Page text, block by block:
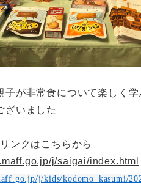
子が非常食について楽しく
ざいました
ンクはこちらから
j/saigai/index.html
j/kids/kodomo_kasumi/